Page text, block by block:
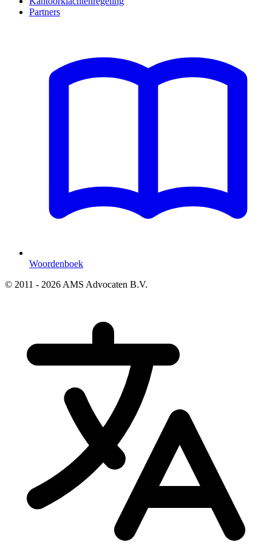
Partners
Woordenboek
© 2011 - 2026 AMS Advocaten B.V.